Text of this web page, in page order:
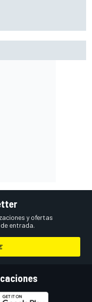
y ofertas
entrada.